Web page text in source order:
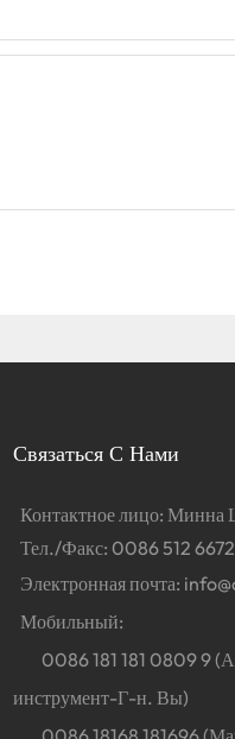
Связаться С Нами
Контактное лицо: Минна
Тел./Факс: 0086 512
Электронная почта:
Мобильный:
0086 181 181 0809 9
инструмент-Г-н. Вы)